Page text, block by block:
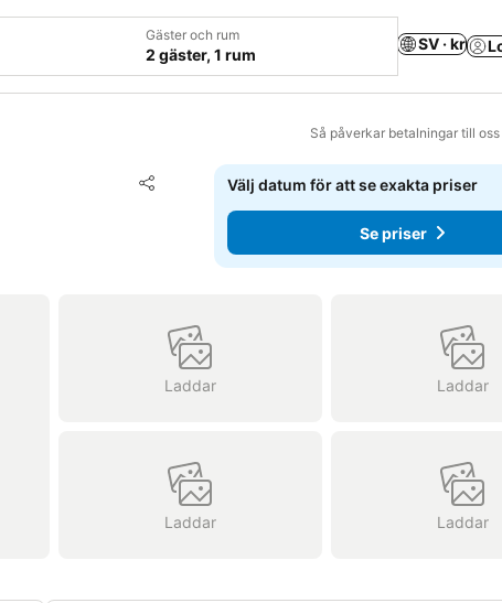
Gäster och rum
2 gäster, 1 rum
SV · kr
Så påverkar betalningar till
Dela
Lägg till i Mina Favoriter
Välj datum för att se exakta priser
Se priser
Laddar Laddar
Laddar Laddar